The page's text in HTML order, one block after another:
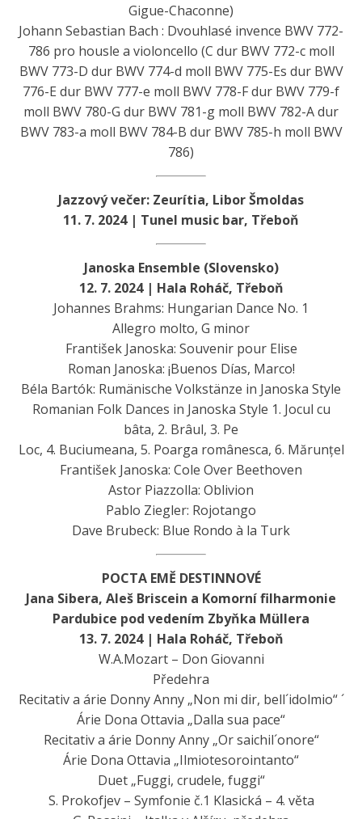
Gigue-Chaconne)
Johann Sebastian Bach : Dvouhlasé invence BWV 772-
786 pro housle a violoncello (C dur BWV 772-c moll
BWV 773-D dur BWV 774-d moll BWV 775-Es dur BWV
776-E dur BWV 777-e moll BWV 778-F dur BWV 779-f
moll BWV 780-G dur BWV 781-g moll BWV 782-A dur
BWV 783-a moll BWV 784-B dur BWV 785-h moll BWV
786)
Jazzový večer: Zeurítia, Libor Šmoldas
11. 7. 2024 | Tunel music bar, Třeboň
Janoska Ensemble (Slovensko)
12. 7. 2024 | Hala Roháč, Třeboň
Johannes Brahms: Hungarian Dance No. 1
Allegro molto, G minor
František Janoska: Souvenir pour Elise
Roman Janoska: ¡Buenos Días, Marco!
Béla Bartók: Rumänische Volkstänze in Janoska Style
Romanian Folk Dances in Janoska Style 1. Jocul cu
bâta, 2. Brâul, 3. Pe
Loc, 4. Buciumeana, 5. Poarga românesca, 6. Mărunțel
František Janoska: Cole Over Beethoven
Astor Piazzolla: Oblivion
Pablo Ziegler: Rojotango
Dave Brubeck: Blue Rondo à la Turk
POCTA EMĚ DESTINNOVÉ
Jana Sibera, Aleš Briscein a Komorní filharmonie
Pardubice pod vedením Zbyňka Müllera
13. 7. 2024 | Hala Roháč, Třeboň
W.A.Mozart – Don Giovanni
Předehra
Recitativ a árie Donny Anny „Non mi dir, bell´idolmio“ ´
Árie Dona Ottavia „Dalla sua pace“
Recitativ a árie Donny Anny „Or saichil´onore“
Árie Dona Ottavia „Ilmiotesorointanto“
Duet „Fuggi, crudele, fuggi“
S. Prokofjev – Symfonie č.1 Klasická – 4. věta